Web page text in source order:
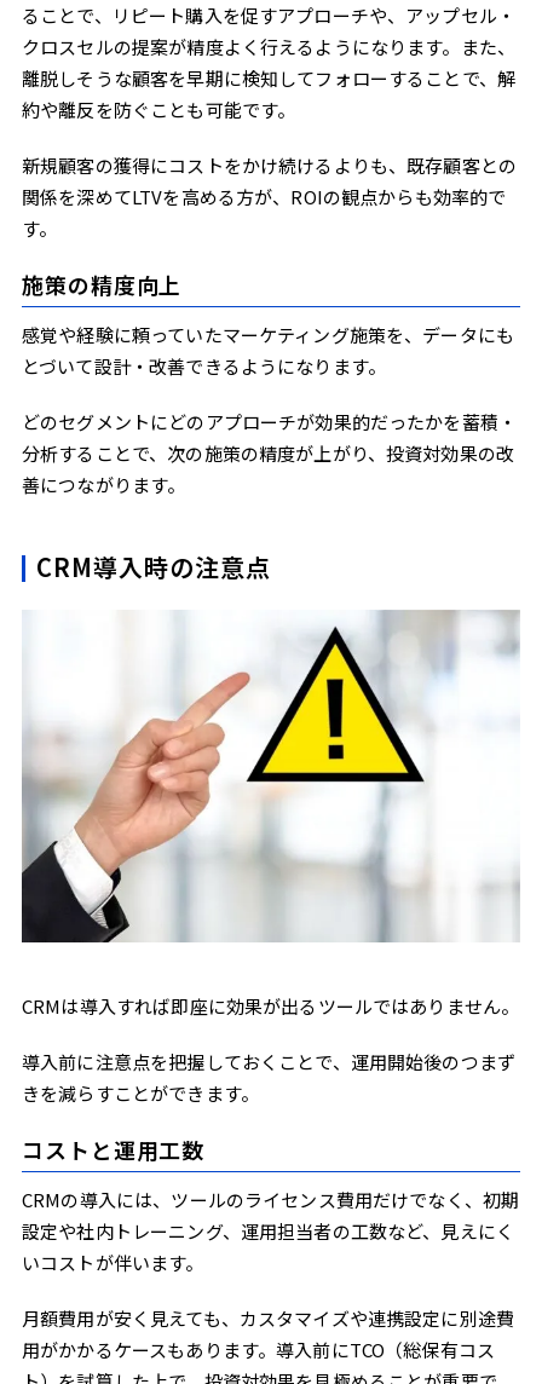
ることで、リピート購入を促すアプローチや、アップセル・
クロスセルの提案が精度よく行えるようになります。また、
離脱しそうな顧客を早期に検知してフォローすることで、解
約や離反を防ぐことも可能です。
新規顧客の獲得にコストをかけ続けるよりも、既存顧客との
関係を深めてLTVを高める方が、ROIの観点からも効率的で
す。
施策の精度向上
感覚や経験に頼っていたマーケティング施策を、データにも
とづいて設計・改善できるようになります。
どのセグメントにどのアプローチが効果的だったかを蓄積・
分析することで、次の施策の精度が上がり、投資対効果の改
善につながります。
CRM導入時の注意点
CRMは導入すれば即座に効果が出るツールではありません。
導入前に注意点を把握しておくことで、運用開始後のつまず
きを減らすことができます。
コストと運用工数
CRMの導入には、ツールのライセンス費用だけでなく、初期
設定や社内トレーニング、運用担当者の工数など、見えにく
いコストが伴います。
月額費用が安く見えても、カスタマイズや連携設定に別途費
用がかかるケースもあります。導入前にTCO（総保有コス